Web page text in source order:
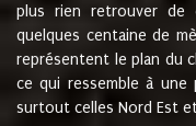
plus rien retrouver de
quelques centaine de
représentent le plan du
ce qui ressemble à une
surtout celles Nord Est